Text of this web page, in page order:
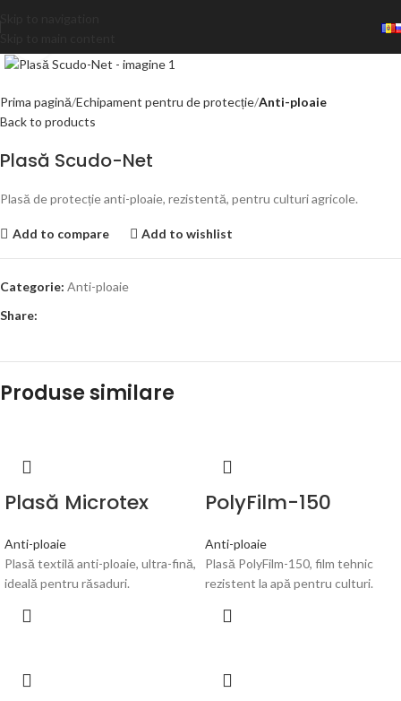
Prima pagină Echipament pentru de protecție Anti-ploaie
Back to products
Plasă Scudo-Net
Plasă de protecție anti-ploaie, rezistentă, pentru culturi agricole.
Add to compare Add to wishlist
Categorie: Anti-ploaie
Share:
Produse similare
Plasă Microtex
Anti-ploaie
Plasă textilă anti-ploaie, ultra-fină,
ideală pentru răsaduri.
PolyFilm-150
Anti-ploaie
Plasă PolyFilm-150, film tehnic
rezistent la apă pentru culturi.